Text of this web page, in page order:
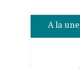
A la une